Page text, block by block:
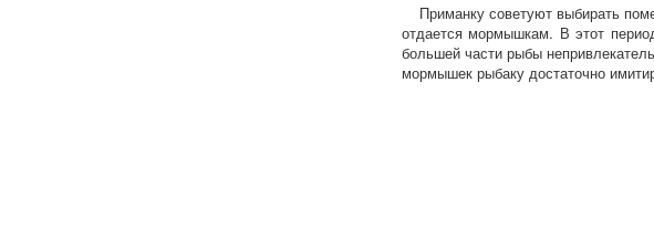
Приманку советуют выбирать
отдается мормышкам. В этот
большей части рыбы
мормышек рыбаку достаточно